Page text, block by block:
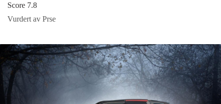
Score 7.8
Vurdert av Prse